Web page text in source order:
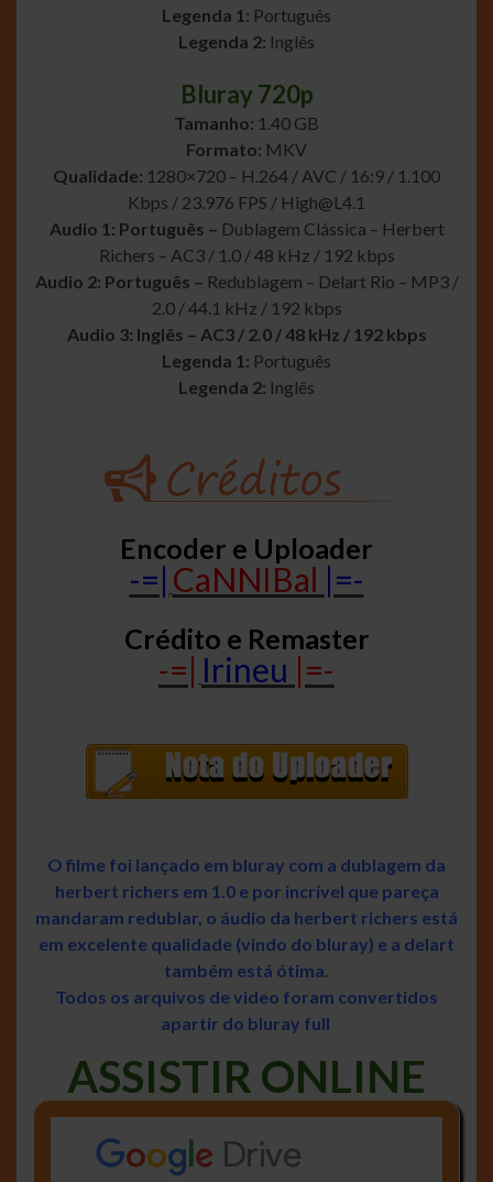
Legenda 1: Português
Legenda 2: Inglês
Bluray 720p
Tamanho: 1.40 GB
Formato: MKV
Qualidade: 1280×720 – H.264 / AVC / 16:9 / 1.100
Kbps / 23.976 FPS / High@L4.1
Audio 1: Português – Dublagem Clássica – Herbert
Richers – AC3 / 1.0 / 48 kHz / 192 kbps
Audio 2: Português – Redublagem – Delart Rio – MP3 /
2.0 / 44.1 kHz / 192 kbps
Audio 3: Inglês – AC3 / 2.0 / 48 kHz / 192 kbps
Legenda 1: Português
Legenda 2: Inglês
Encoder e Uploader
-=| CaNNIBal |=-
Crédito e Remaster
-=| Irineu |=-
O filme foi lançado em bluray com a dublagem da
herbert richers em 1.0 e por incrível que pareça
mandaram redublar, o áudio da herbert richers está
em excelente qualidade (vindo do bluray) e a delart
também está ótima.
Todos os arquivos de video foram convertidos
apartir do bluray full
ASSISTIR ONLINE